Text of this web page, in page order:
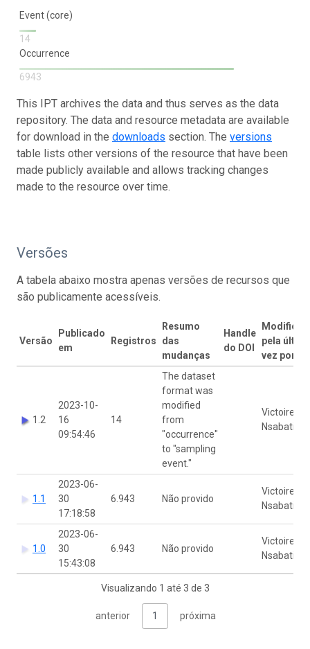
Event (core)
14
Occurrence
6943
This IPT archives the data and thus serves as the data
repository. The data and resource metadata are available
for download in the downloads section. The versions
table lists other versions of the resource that have been
made publicly available and allows tracking changes
made to the resource over time.
Versões
A tabela abaixo mostra apenas versões de recursos que
são publicamente acessíveis.
Versão
Publicado
em
Registros
Resumo
das
mudanças
Handle
do DOI
pela
vez por
1.2
2023-10-
16
09:54:46
14
The dataset
format was
modified
from
"occurrence"
to "sampling
event."
Victoire
Nsabatien
1.1
2023-06-
30
17:18:58
6.943 Não provido
Victoire
Nsabatien
1.0
2023-06-
30
15:43:08
6.943 Não provido
Victoire
Nsabatien
Visualizando 1 até 3 de 3
anterior 1 próxima